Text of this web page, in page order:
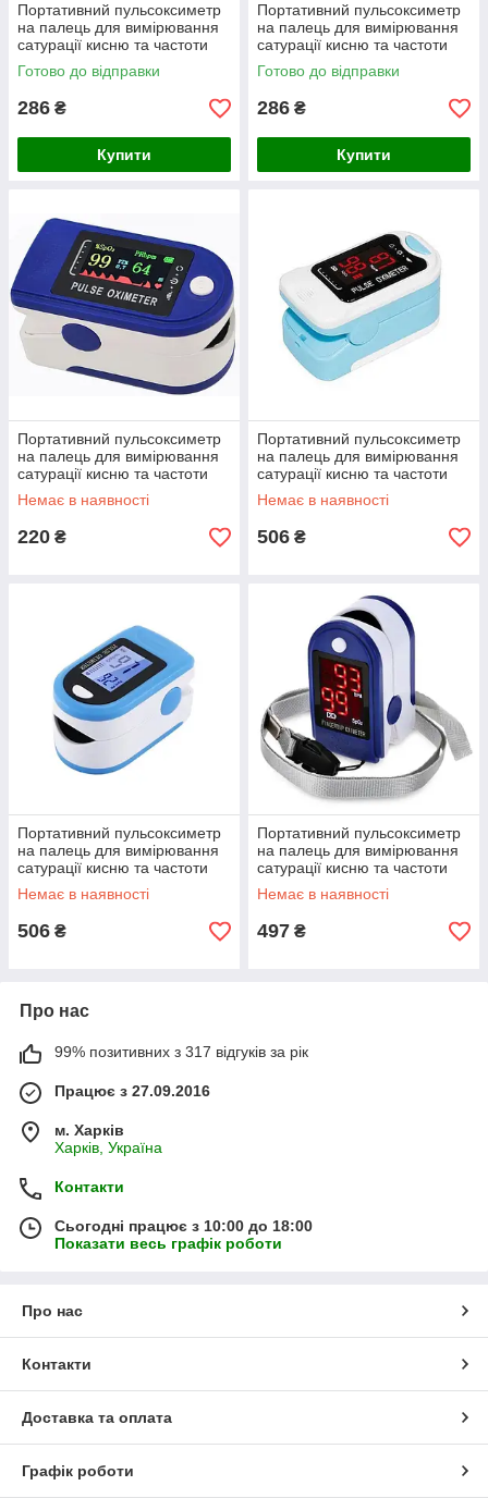
Портативний пульсоксиметр
на палець для вимірювання
сатурації кисню та частоти
пульсу Mox01
Готово до відправки
286 ₴
Купити
Портативний пульсоксиметр
на палець для вимірювання
сатурації кисню та частоти
пульсу Pulse oximeter
Готово до відправки
286 ₴
Купити
Портативний пульсоксиметр
на палець для вимірювання
сатурації кисню та частоти
пульсу Lk88
Немає в наявності
220 ₴
Портативний пульсоксиметр
на палець для вимірювання
сатурації кисню та частоти
пульсу Bl-230b
Немає в наявності
506 ₴
Портативний пульсоксиметр
на палець для вимірювання
сатурації кисню та частоти
пульсу x1906
Немає в наявності
506 ₴
Портативний пульсоксиметр
на палець для вимірювання
сатурації кисню та частоти
пульсу Jzk302
Немає в наявності
497 ₴
Про нас
99% позитивних з 317 відгуків за рік
Працює з 27.09.2016
м. Харків
Харків, Україна
Контакти
Сьогодні працює з 10:00 до 18:00
Показати весь графік роботи
Про нас
Контакти
Доставка та оплата
Графік роботи